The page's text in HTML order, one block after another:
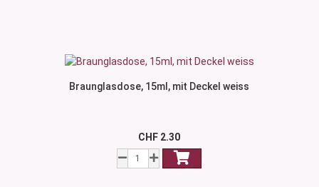
Braunglasdose, 15ml, mit Deckel weiss
CHF 2.30